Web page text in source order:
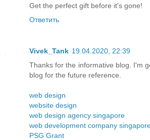
Get the perfect gift before it's gone!
Ответить
Vivek_Tank 19.04.2020, 22:39
Thanks for the informative blog. I'm
blog for the future reference.
web design
website design
web design agency singapore
web development company
PSG Grant